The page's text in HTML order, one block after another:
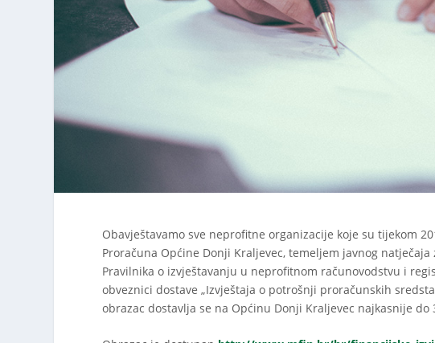
Obavještavamo sve neprofitne organizacije koje su tijekom
Proračuna Općine Donji Kraljevec, temeljem javnog
Pravilnika o izvještavanju u neprofitnom računovodstvu i
obveznici dostave „Izvještaja o potrošnji proračunskih
obrazac dostavlja se na Općinu Donji Kraljevec najkasnije do